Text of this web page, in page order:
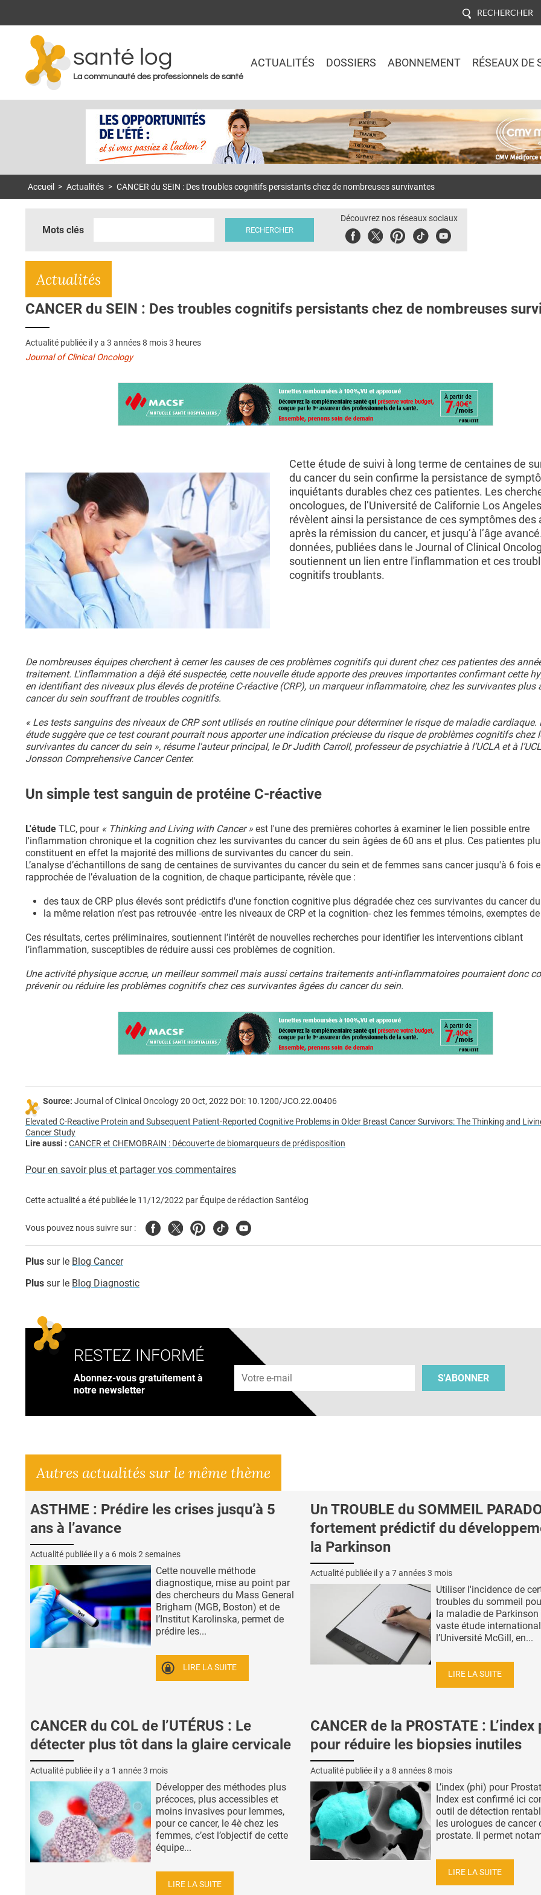
RECHERCHER
santé log
La communauté des professionnels de santé
ACTUALITÉS DOSSIERS ABONNEMENT RÉSEAUX DE
Accueil > Actualités > CANCER du SEIN : Des troubles cognitifs persistants chez de nombreuses survivantes
Mots clés
Découvrez nos réseaux sociaux
FacebookTwitterPinterest
TiktokYoubute
Actualités
CANCER du SEIN : Des troubles cognitifs persistants chez de nombreuses
Actualité publiée il y a 3 années 8 mois 3 heures
Journal of Clinical Oncology
Cette étude de suivi à long terme de centaines de
du cancer du sein confirme la persistance de
inquiétants durables chez ces patientes. Les
oncologues, de l’Université de Californie Los
révèlent ainsi la persistance de ces symptômes des
après la rémission du cancer, et jusqu’à l’âge
données, publiées dans le Journal of Clinical
soutiennent un lien entre l'inflammation et ces
cognitifs troublants.
De nombreuses équipes cherchent à cerner les causes de ces problèmes cognitifs qui durent chez ces patientes des
traitement. L'inflammation a déjà été suspectée, cette nouvelle étude apporte des preuves importantes confirmant cette
en identifiant des niveaux plus élevés de protéine C-réactive (CRP), un marqueur inflammatoire, chez les survivantes plus
cancer du sein souffrant de troubles cognitifs.
« Les tests sanguins des niveaux de CRP sont utilisés en routine clinique pour déterminer le risque de maladie cardiaque.
étude suggère que ce test courant pourrait nous apporter une indication précieuse du risque de problèmes cognitifs chez
survivantes du cancer du sein », résume l'auteur principal, le Dr Judith Carroll, professeur de psychiatrie à l’UCLA et à
Jonsson Comprehensive Cancer Center.
Un simple test sanguin de protéine C-réactive
L'étude TLC, pour« Thinking and Living with Cancer » est l'une des premières cohortes à examiner le lien possible entre
l'inflammation chronique et la cognition chez les survivantes du cancer du sein âgées de 60 ans et plus. Ces patientes
constituent en effet la majorité des millions de survivantes du cancer du sein.
L’analyse d’échantillons de sang de centaines de survivantes du cancer du sein et de femmes sans cancer jusqu'à 6 fois
rapprochée de l’évaluation de la cognition, de chaque participante, révèle que :
des taux de CRP plus élevés sont prédictifs d'une fonction cognitive plus dégradée chez ces survivantes du cancer
la même relation n’est pas retrouvée -entre les niveaux de CRP et la cognition- chez les femmes témoins, exemptes
Ces résultats, certes préliminaires, soutiennent l’intérêt de nouvelles recherches pour identifier les interventions ciblant
l’inflammation, susceptibles de réduire aussi ces problèmes de cognition.
Une activité physique accrue, un meilleur sommeil mais aussi certains traitements anti-inflammatoires pourraient donc
prévenir ou réduire les problèmes cognitifs chez ces survivantes âgées du cancer du sein.
Source: Journal of Clinical Oncology 20 Oct, 2022 DOI: 10.1200/JCO.22.00406
Elevated C-Reactive Protein and Subsequent Patient-Reported Cognitive Problems in Older Breast Cancer Survivors: The Thinking and
Cancer Study
Lire aussi : CANCER et CHEMOBRAIN : Découverte de biomarqueurs de prédisposition
Pour en savoir plus et partager vos commentaires
Cette actualité a été publiée le 11/12/2022 par Équipe de rédaction Santélog
Vous pouvez nous suivre sur : FacebookTwitterPinterest
TiktokYoutube
Plus sur le Blog Cancer
Plus sur le Blog Diagnostic
RESTEZ INFORMÉ
Abonnez-vous gratuitement à
notre newsletter
Adresse e-mail
S'ABONNER
Autres actualités sur le même thème
ASTHME : Prédire les crises jusqu’à 5
ans à l’avance
Actualité publiée il y a 6 mois 2 semaines
Cette nouvelle méthode
diagnostique, mise au point par
des chercheurs du Mass General
Brigham (MGB, Boston) et de
l’Institut Karolinska, permet de
prédire les...
LIRE LA SUITE
Un TROUBLE du SOMMEIL
fortement prédictif du
la Parkinson
Actualité publiée il y a 7 années 3 mois
Utiliser l'incidence de
troubles du sommeil
la maladie de Parkinson
vaste étude
l’Université McGill, en...
LIRE LA SUITE
CANCER du COL de l’UTÉRUS : Le
détecter plus tôt dans la glaire cervicale
Actualité publiée il y a 1 année 3 mois
Développer des méthodes plus
précoces, plus accessibles et
moins invasives pour lemmes,
pour ce cancer, le 4è chez les
femmes, c’est l’objectif de cette
équipe...
LIRE LA SUITE
CANCER de la PROSTATE : L’index
pour réduire les biopsies inutiles
Actualité publiée il y a 8 années 8 mois
L’index (phi) pour
Index est confirmé ici
outil de détection
les urologues de cancer
prostate. Il permet
LIRE LA SUITE